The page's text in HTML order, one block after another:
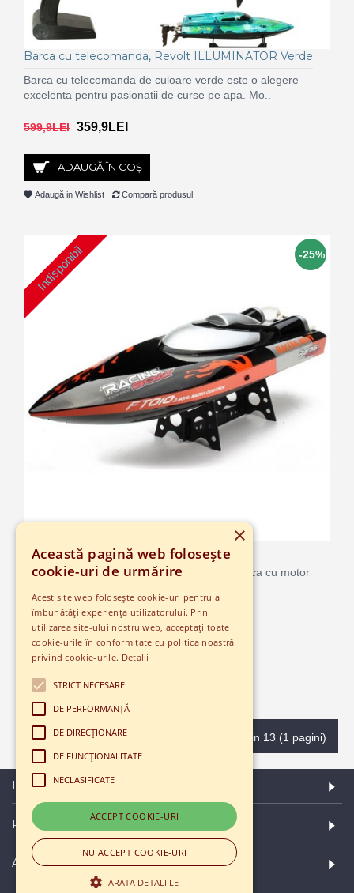
Barca cu telecomanda, Revolt ILLUMINATOR Verde
Barca cu telecomanda de culoare verde este o alegere
excelenta pentru pasionatii de curse pe apa. Mo..
599,9LEI 359,9LEI
ADAUGĂ ÎN COŞ
Adaugă in Wishlist Compară produsul
-25%
Indisponibil
Barca de viteza FT010 cu telecomanda
Viteza întotdeauna uimitoare experiență - barca cu motor
1.102,2LEI 826,6LEI
ADAUGĂ ÎN COŞ
Adaugă in Wishlist Compară produsul
Afişare 1 - 13 din 13 (1 pagini)
INFORMATII
PE FACEBOOK
ABONARE LA NEWSLETTER
Această pagină web folosește
cookie-uri de urmărire
Acest site web folosește cookie-uri pentru a
îmbunătăți experiența utilizatorului. Prin
utilizarea site-ului nostru web, acceptați toate
cookie-urile în conformitate cu politica noastră
privind cookie-urile. Detalii
STRICT NECESARE
DE PERFORMANȚĂ
DE DIRECȚIONARE
DE FUNCȚIONALITATE
NECLASIFICATE
ACCEPT COOKIE-URI
NU ACCEPT COOKIE-URI
ARATA DETALIILE
×